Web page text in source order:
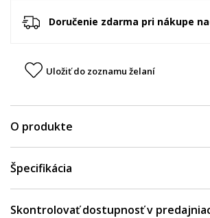
Doručenie zdarma pri nákupe
Uložiť do zoznamu želaní
O produkte
Špecifikácia
Skontrolovať dostupnosť v